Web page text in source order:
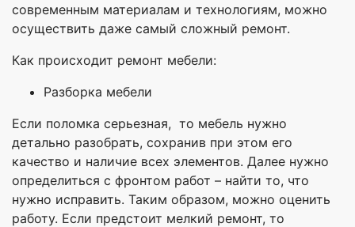
современным материалам и технологиям, можно
осуществить даже самый сложный ремонт.
Как происходит ремонт мебели:
Разборка мебели
Если поломка серьезная, то мебель нужно
детально разобрать, сохранив при этом его
качество и наличие всех элементов. Далее нужно
определиться с фронтом работ – найти то, что
нужно исправить. Таким образом, можно оценить
работу. Если предстоит мелкий ремонт, то